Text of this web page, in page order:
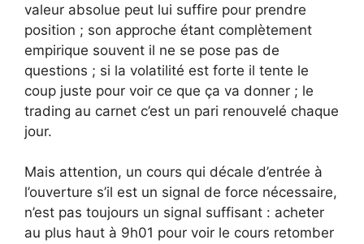
valeur absolue peut lui suffire pour prendre
position ; son approche étant complètement
empirique souvent il ne se pose pas de
questions ; si la volatilité est forte il tente le
coup juste pour voir ce que ça va donner ; le
trading au carnet c’est un pari renouvelé chaque
jour.
Mais attention, un cours qui décale d’entrée à
l’ouverture s’il est un signal de force nécessaire,
n’est pas toujours un signal suffisant : acheter
au plus haut à 9h01 pour voir le cours retomber